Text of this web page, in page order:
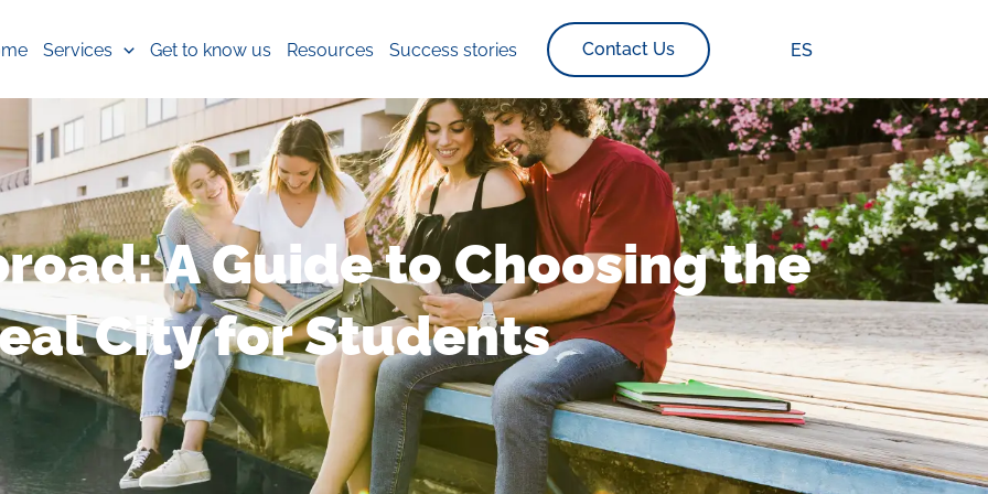
Services Get to know us Resources Success stories Contact Us ES
A Guide to Choosing the
City for Students